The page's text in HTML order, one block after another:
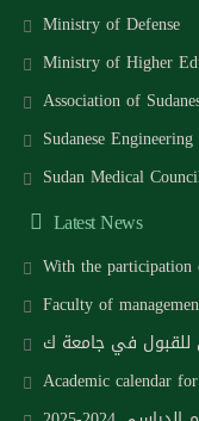
Ministry of Defense
Ministry of Higher
Association of
Sudanese
Sudan Medical
Latest News
With the participation
Faculty of
Academic calendar